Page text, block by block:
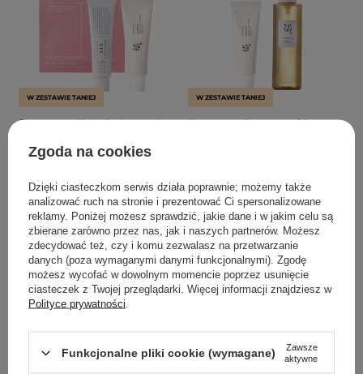
W ZESTAWIE TANIEJ
Zestaw - Skin Balance Set
6
204,00 zł
183,60 zł
ZOBACZ WIĘCEJ
W ZESTAWIE TANIEJ
Zestaw - Beauty of Joseon
3
122,00 zł
109,80 zł
ZOBACZ WIĘCEJ
Zgoda na cookies
Dzięki ciasteczkom serwis działa poprawnie; możemy także
analizować ruch na stronie i prezentować Ci spersonalizowane
reklamy. Poniżej możesz sprawdzić, jakie dane i w jakim celu są
zbierane zarówno przez nas, jak i naszych partnerów. Możesz
zdecydować też, czy i komu zezwalasz na przetwarzanie
danych (poza wymaganymi danymi funkcjonalnymi). Zgodę
możesz wycofać w dowolnym momencie poprzez usunięcie
ciasteczek z Twojej przeglądarki. Więcej informacji znajdziesz w
Polityce prywatności
Funkcjonalne pliki cookie (wymagane)
Zawsze
aktywne